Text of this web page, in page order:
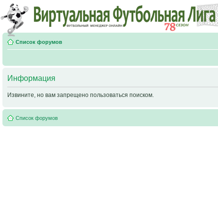
Список форумов
Информация
Извините, но вам запрещено пользоваться поиском.
Список форумов